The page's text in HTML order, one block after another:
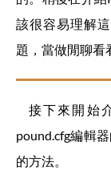
該很容易理解
題，當做閒聊看
接下來開始
pound.cfg編輯
的方法。